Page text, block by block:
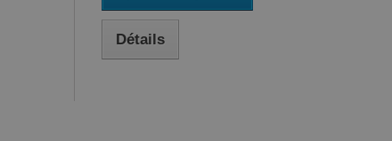
Détails